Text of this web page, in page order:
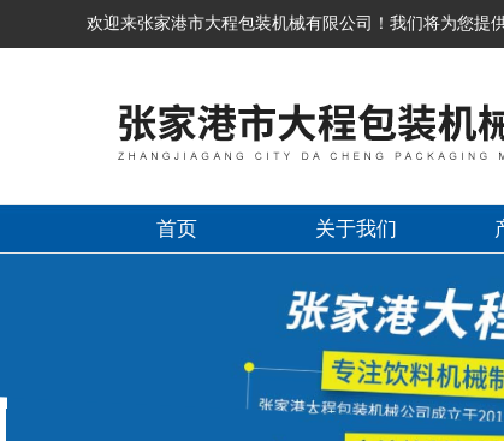
欢迎来张家港市大程包装机械有限公司！我们将为您提
首页 关于我们